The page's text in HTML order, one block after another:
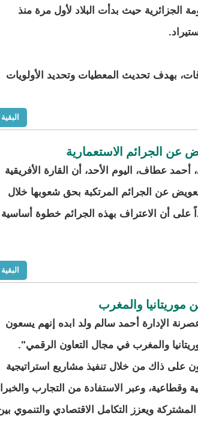
الجزائرية حيث بدأت البلاد لأول مرة منذ
بهدف تحديث المعطيات وتحديد الأولويات
البقية
عن الجرائم الاستعمارية
أحمد عطاف، اليوم الأحد، أن القارة الأفريقية
عن الجرائم المرتكبة بحق شعوبها خلال
على أن الاعتراف بهذه الجرائم خطوة أساسية
البقية
موريتانيا والمغرب
الإدارة أحمد سالم ولد ابده إنهم يسعون
والمغرب في مجال التعاون الرقمي".
على ذاك من خلال تنفيذ مشاريع استراتيجية
وعبر الاستفادة من التجارب
المشتركة ويعزز التكامل الاقتصادي والتنموي